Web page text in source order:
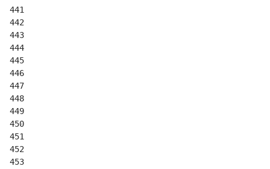
441
442
443
444
445
446
447
448
449
450
451
452
453